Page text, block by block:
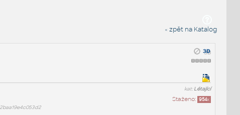
« zpět na Katalog
kat:Létající
Staženo: 954x